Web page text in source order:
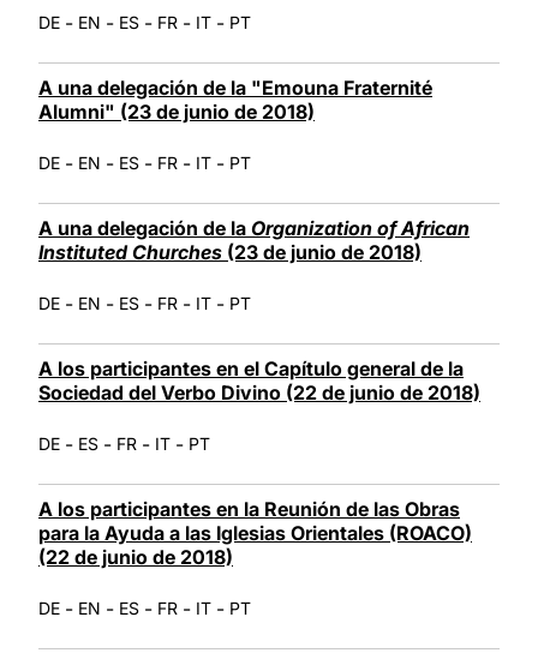
DE - EN - ES - FR - IT - PT
A una delegación de la "Emouna Fraternité
Alumni" (23 de junio de 2018)
DE - EN - ES - FR - IT - PT
A una delegación de la Organization of African
Instituted Churches (23 de junio de 2018)
DE - EN - ES - FR - IT - PT
A los participantes en el Capítulo general de la
Sociedad del Verbo Divino (22 de junio de 2018)
DE - ES - FR - IT - PT
A los participantes en la Reunión de las Obras
para la Ayuda a las Iglesias Orientales (ROACO)
(22 de junio de 2018)
DE - EN - ES - FR - IT - PT